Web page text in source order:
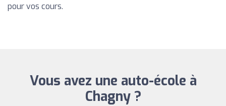
pour vos cours.
Vous avez une auto-école à
Chagny ?